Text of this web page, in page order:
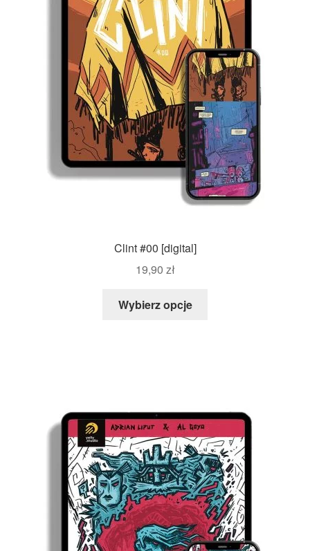
Clint #00 [digital]
19,90 zł
Wybierz opcje